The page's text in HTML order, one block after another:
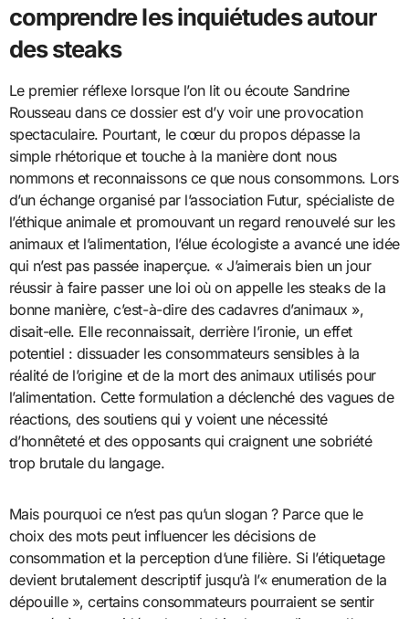
comprendre les inquiétudes autour
des steaks
Le premier réflexe lorsque l’on lit ou écoute Sandrine
Rousseau dans ce dossier est d’y voir une provocation
spectaculaire. Pourtant, le cœur du propos dépasse la
simple rhétorique et touche à la manière dont nous
nommons et reconnaissons ce que nous consommons. Lors
d’un échange organisé par l’association Futur, spécialiste de
l’éthique animale et promouvant un regard renouvelé sur les
animaux et l’alimentation, l’élue écologiste a avancé une idée
qui n’est pas passée inaperçue. « J’aimerais bien un jour
réussir à faire passer une loi où on appelle les steaks de la
bonne manière, c’est-à-dire des cadavres d’animaux »,
disait-elle. Elle reconnaissait, derrière l’ironie, un effet
potentiel : dissuader les consommateurs sensibles à la
réalité de l’origine et de la mort des animaux utilisés pour
l’alimentation. Cette formulation a déclenché des vagues de
réactions, des soutiens qui y voient une nécessité
d’honnêteté et des opposants qui craignent une sobriété
trop brutale du langage.
Mais pourquoi ce n’est pas qu’un slogan ? Parce que le
choix des mots peut influencer les décisions de
consommation et la perception d’une filière. Si l’étiquetage
devient brutalement descriptif jusqu’à l’« enumeration de la
dépouille », certains consommateurs pourraient se sentir